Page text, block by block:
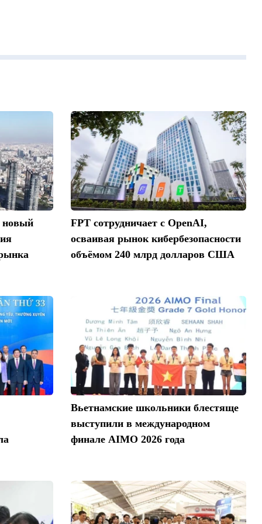
новый
FPT сотрудничает с OpenAI,
осваивая рынок кибербезопасности
объёмом 240 млрд долларов США
Вьетнамские школьники блестяще
выступили в международном
финале AIMO 2026 года